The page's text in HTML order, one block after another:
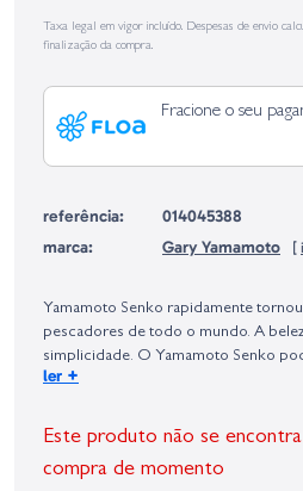
Taxa legal em vigor incluído. Despesas de envio
finalização da compra.
Fracione o seu
referência:
014045388
marca:
Gary Yamamoto [
Geral sobre a Segurança dos Produtos
Yamamoto Senko rapidamente
pescadores de todo o mundo. A
simplicidade. O Yamamoto Senko
verme plástico grosso e redondo, mas
peixes loucos.
ler +
Este produto não se
compra de momento